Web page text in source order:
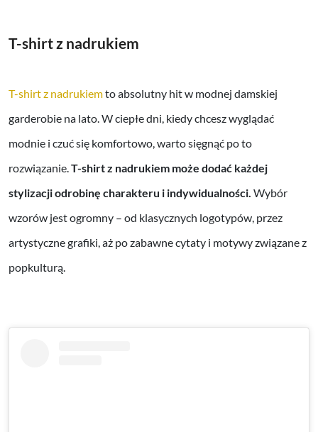
T-shirt z nadrukiem
T-shirt z nadrukiemto absolutny hit w modnej damskiej
garderobie na lato. W ciepłe dni, kiedy chcesz wyglądać
modnie i czuć się komfortowo, warto sięgnąć po to
rozwiązanie.T-shirt z nadrukiem może dodać każdej
stylizacji odrobinę charakteru i indywidualności. Wybór
wzorów jest ogromny – od klasycznych logotypów, przez
artystyczne grafiki, aż po zabawne cytaty i motywy związane z
popkulturą.